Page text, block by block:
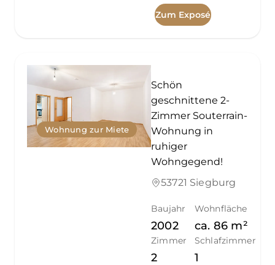
Zum Exposé
Wohnung zur Miete
Schön
geschnittene 2-
Zimmer Souterrain-
Wohnung in
ruhiger
Wohngegend!
53721 Siegburg
Baujahr
2002
Wohnfläche
ca. 86 m²
Zimmer
2
Schlafzimmer
1